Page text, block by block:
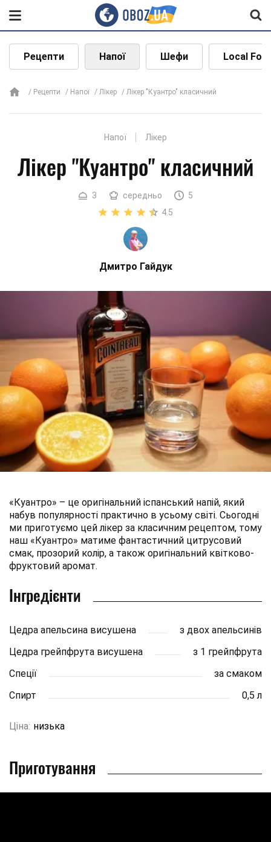
Рецепти Напої Шефи Local
Рецепти Напої Лікер Лікер "Куантро" класичний
Напої Лікер
Лікер "Куантро" класичний
3 середньо
5
4.5
Дмитро Гайдук
«Куантро» – це оригінальний іспанський напій, який
набув популярності практично в усьому світі. Сьогодні
ми приготуємо цей лікер за класичним рецептом, тому
наш «Куантро» матиме фантастичний цитрусовий
смак, прозорий колір, а також оригінальний квітково-
фруктовий аромат.
Інгредієнти
Цедра апельсина висушена
з двох апельсинів
Цедра грейпфрута висушена
з 1 грейпфрута
Спеції
за смаком
Спирт
0,5 л
Ціна: низька
Приготування